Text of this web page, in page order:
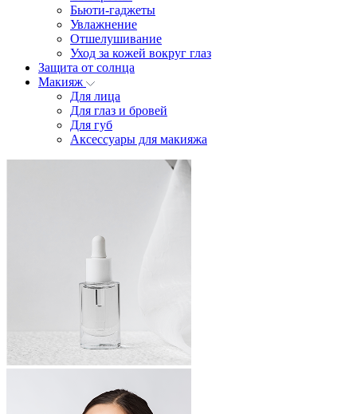
Бьюти-гаджеты
Увлажнение
Отшелушивание
Уход за кожей вокруг глаз
Защита от солнца
Макияж
Для лица
Для глаз и бровей
Для губ
Аксессуары для макияжа